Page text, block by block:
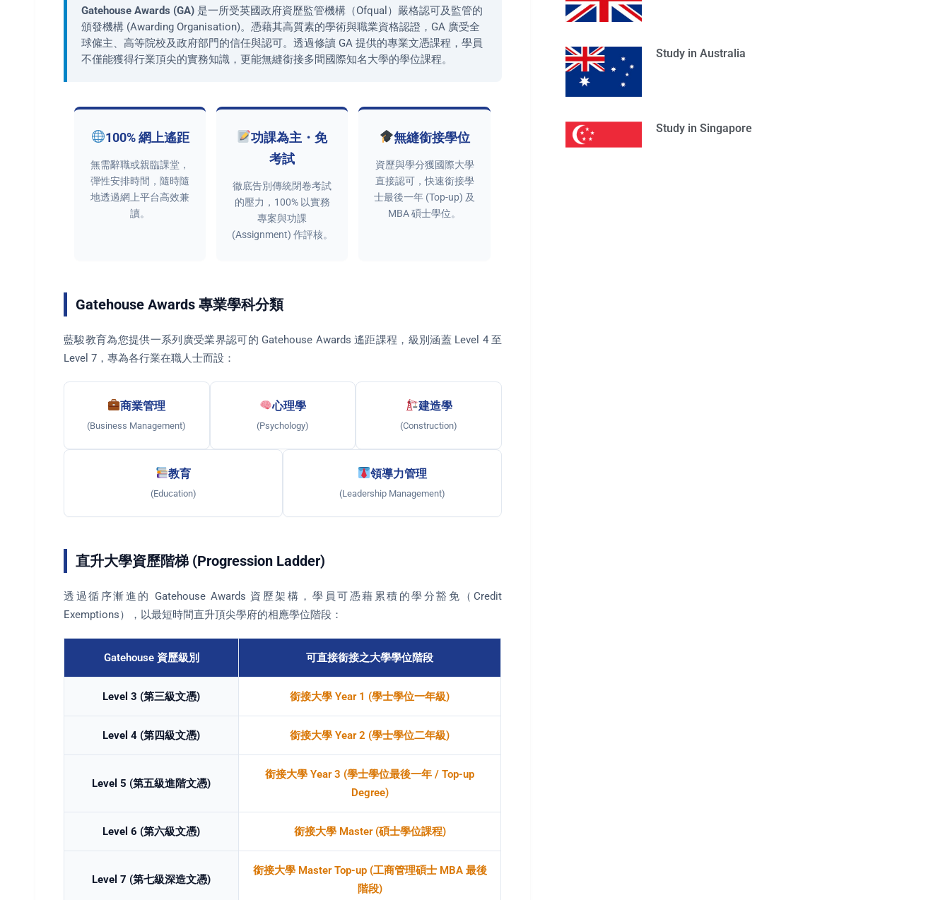
Gatehouse Awards (GA) 是一所受英國政府資歷監管機構（Ofqual）嚴格認可及監管的
頒發機構 (Awarding Organisation)。憑藉其高質素的學術與職業資格認證，GA 廣受全
球僱主、高等院校及政府部門的信任與認可。透過修讀 GA 提供的專業文憑課程，學員
不僅能獲得行業頂尖的實務知識，更能無縫銜接多間國際知名大學的學位課程。
100% 網上遙距
無需辭職或親臨課堂，
彈性安排時間，隨時隨
地透過網上平台高效兼
讀。
功課為主・免
考試
徹底告別傳統閉卷考試
的壓力，100% 以實務
專案與功課
(Assignment) 作評核。
無縫銜接學位
資歷與學分獲國際大學
直接認可，快速銜接學
士最後一年 (Top-up) 及
MBA 碩士學位。
Gatehouse Awards 專業學科分類
藍駿教育為您提供一系列廣受業界認可的 Gatehouse Awards 遙距課程，級別涵蓋 Level 4 至
Level 7，專為各行業在職人士而設：
商業管理
(Business Management)
心理學
(Psychology)
建造學
(Construction)
教育
(Education)
領導力管理
(Leadership Management)
直升大學資歷階梯 (Progression Ladder)
透過循序漸進的 Gatehouse Awards 資歷架構，學員可憑藉累積的學分豁免（Credit
Exemptions），以最短時間直升頂尖學府的相應學位階段：
Gatehouse 資歷級別 可直接銜接之大學學位階段
Level 3 (第三級文憑) 銜接大學 Year 1 (學士學位一年級)
Level 4 (第四級文憑) 銜接大學 Year 2 (學士學位二年級)
Level 5 (第五級進階文憑)
銜接大學 Year 3 (學士學位最後一年 / Top-up
Degree)
Level 6 (第六級文憑) 銜接大學 Master (碩士學位課程)
Level 7 (第七級深造文憑)
銜接大學 Master Top-up (工商管理碩士 MBA 最後
階段)
Study in Australia
Study in Singapore